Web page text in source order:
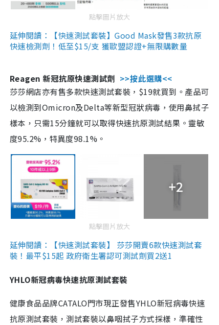
點擊圖片放大
延伸閱讀：【快速測試套裝】Good Mask發售3款抗原
快速檢測劑！低至$15/支 獲歐盟認證+無限購數量
Reagen 新冠抗原快速測試劑 >>按此選購<<
莎莎網店亦有售多款快速測試套裝，$19就買到。產品可
以檢測到Omicron及Delta等新型冠狀病毒，使用鼻拭子
樣本，只需15分鐘就可以取得快速抗原測試結果。靈敏
度95.2%，特異度98.1%。
+2
點擊圖片放大
延伸閱讀：【快速測試套裝】 莎莎開賣6款快速測試套
裝！最平$15起 政府衛生署認可測試劑買2送1
YHLO新冠病毒快速抗原測試套裝
健康食品品牌CATALO門市現正發售YHLO新冠病毒快速
抗原測試套裝，測試套裝以鼻咽拭子方式採樣，準確性